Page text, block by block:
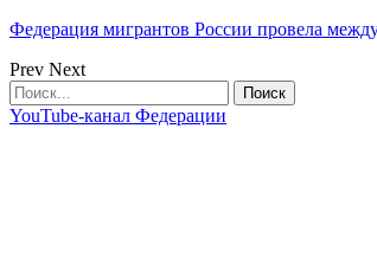
Федерация мигрантов России провела
Prev Next
YouTube-канал Федерации